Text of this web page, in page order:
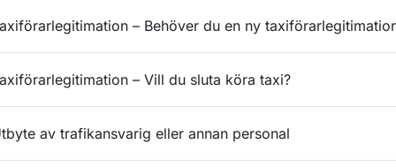
– Behöver du en ny
– Vill du sluta köra taxi?
av trafikansvarig eller annan personal